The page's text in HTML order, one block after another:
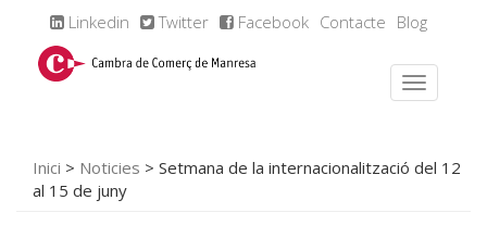
Linkedin Twitter Facebook Contacte Blog
Inici > Noticies > Setmana de la internacionalització del 12
al 15 de juny